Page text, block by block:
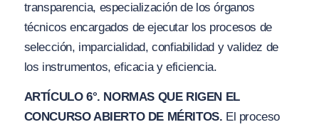
transparencia, especialización de los órganos
técnicos encargados de ejecutar los procesos de
selección, imparcialidad, confiabilidad y validez de
los instrumentos, eficacia y eficiencia.
ARTÍCULO 6°. NORMAS QUE RIGEN EL
CONCURSO ABIERTO DE MÉRITOS. El proceso